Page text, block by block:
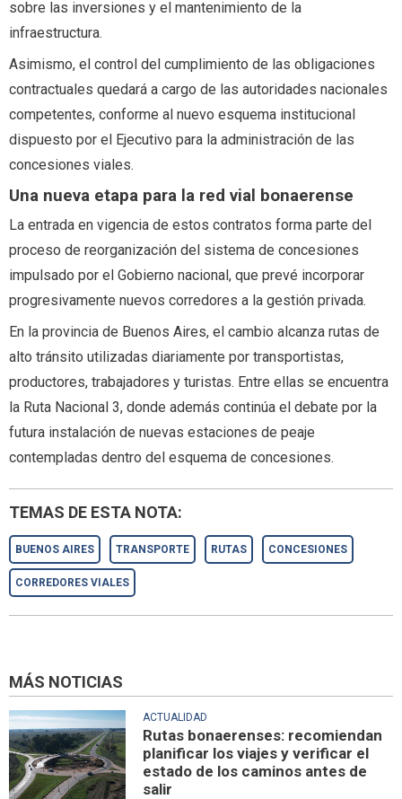
sobre las inversiones y el mantenimiento de la
infraestructura.
Asimismo, el control del cumplimiento de las obligaciones
contractuales quedará a cargo de las autoridades nacionales
competentes, conforme al nuevo esquema institucional
dispuesto por el Ejecutivo para la administración de las
concesiones viales.
Una nueva etapa para la red vial bonaerense
La entrada en vigencia de estos contratos forma parte del
proceso de reorganización del sistema de concesiones
impulsado por el Gobierno nacional, que prevé incorporar
progresivamente nuevos corredores a la gestión privada.
En la provincia de Buenos Aires, el cambio alcanza rutas de
alto tránsito utilizadas diariamente por transportistas,
productores, trabajadores y turistas. Entre ellas se encuentra
la Ruta Nacional 3, donde además continúa el debate por la
futura instalación de nuevas estaciones de peaje
contempladas dentro del esquema de concesiones.
TEMAS DE ESTA NOTA:
BUENOS AIRES TRANSPORTE RUTAS CONCESIONES
CORREDORES VIALES
MÁS NOTICIAS
ACTUALIDAD
Rutas bonaerenses: recomiendan
planificar los viajes y verificar el
estado de los caminos antes de
salir